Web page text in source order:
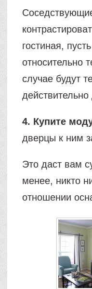
гостиная,
относительно
случае будут
действительно
4. Купите
дверцы к ним
Это даст вам
менее, никто
отношении